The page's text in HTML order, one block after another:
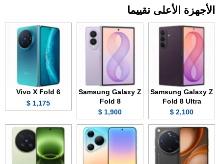
الأجهزة الأعلى تقييما
Samsung Galaxy Z
Fold 8 Ultra
2,100 $
Samsung Galaxy Z
Fold 8
1,900 $
Vivo X Fold 6
1,175 $